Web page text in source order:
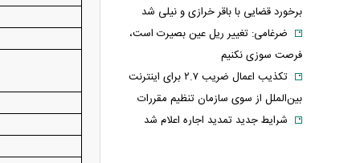
برخورد قضایی با باقر خرازی و نیلی شد
ضرغامی: تغییر ریل عین بصیرت است،
فرصت سوزی نکنیم
تکذیب اعمال ضریب ۲.۷ برای اینترنت
بین‌الملل از سوی سازمان تنظیم مقررات
شرایط جدید تمدید اجاره اعلام شد